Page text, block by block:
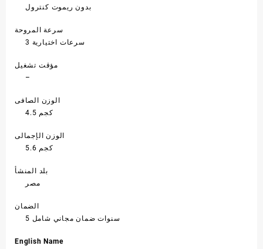
بدون ريموت كنترول
سرعة المروحة
3 سرعات اختيارية
مؤقت تشغيل
–
الوزن الصافى
4.5 كجم
الوزن الإجمالى
5.6 كجم
بلد المنشأ
مصر
الضمان
5 سنوات ضمان مجاني شامل
English Name